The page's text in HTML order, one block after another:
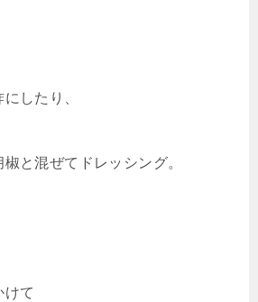
したり、
と混ぜてドレッシング。
けて